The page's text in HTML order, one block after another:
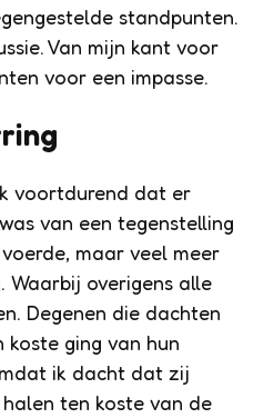
standpunten.
Van mijn kant voor
voor een impasse.
voortdurend dat er
van een tegenstelling
maar veel meer
Waarbij overigens alle
Degenen die dachten
koste ging van hun
ik dacht dat zij
ten koste van de